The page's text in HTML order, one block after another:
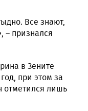
Все знают,
– признался
в Зените
при этом за
отметился лишь